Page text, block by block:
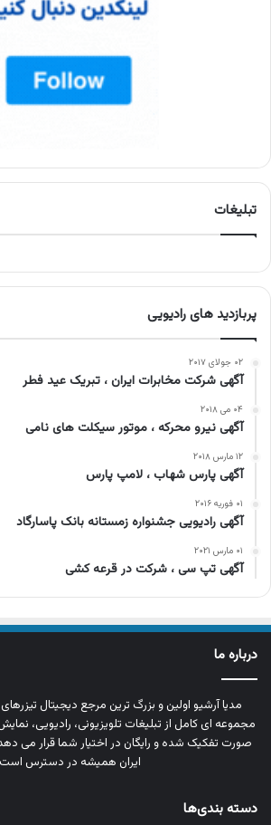
تبلیغات
پربازدید های رادیویی
۰۲ جولای ۲۰۱۷
آگهی شرکت مخابرات ایران ، تبریک عید فطر
۰۴ می ۲۰۱۸
آگهی نیرو محرکه ، موتور سیکلت های نامی
۱۲ مارس ۲۰۱۸
آگهی پارس شهاب ، لامپ پارس
۰۱ فوریه ۲۰۱۶
آگهی رادیویی جشنواره زمستانه بانک پاسارگاد
۰۱ مارس ۲۰۲۱
آگهی تپ سی ، شرکت در قرعه کشی
درباره ما
مدیا آرشیو اولین و بزرگ‌ ترین مرجع دیجیتال
مجموعه‌ ای کامل از تبلیغات تلویزیونی، رادیویی،
صورت تفکیک‌ شده و رایگان در اختیار شما قرار می‌
ایران همیشه در دسترس
دسته بندی‌ها